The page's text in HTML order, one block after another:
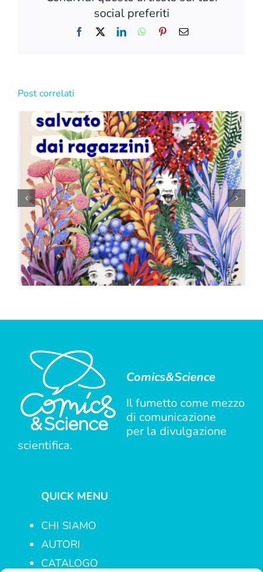
social preferiti
Facebook LinkedInWhatsApp
PinterestEmail
Post correlati
C&S a Didacta 2026
Comics&Science
Il fumetto come mezzo
di comunicazione
per la divulgazione
scientifica.
QUICK MENU
CHI SIAMO
AUTORI
CATALOGO